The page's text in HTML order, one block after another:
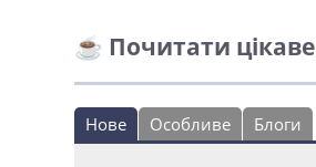
☕ Почитати цікаве
Нове Особливе Блоги